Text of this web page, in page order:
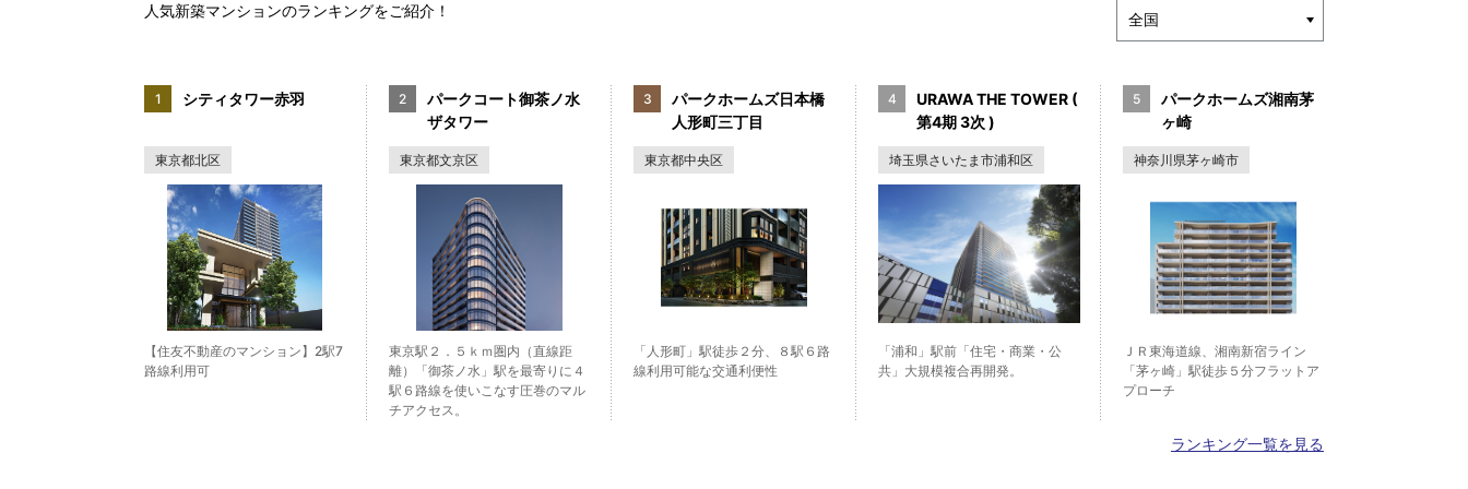
人気新築マンションのランキングをご紹介！
シティタワー赤羽
東京都北区
【住友不動産のマンション】2駅7
路線利用可
パークコート御茶ノ水
ザタワー
東京都文京区
東京駅２．５ｋｍ圏内（直線距
離）「御茶ノ水」駅を最寄りに４
駅６路線を使いこなす圧巻のマル
チアクセス。
パークホームズ日本橋
人形町三丁目
東京都中央区
「人形町」駅徒歩２分、８駅６路
線利用可能な交通利便性
URAWA THE TOWER (
第4期 3次 )
埼玉県さいたま市浦和区
「浦和」駅前「住宅・商業・公
共」大規模複合再開発。
パークホームズ湘南茅
ヶ崎
神奈川県茅ヶ崎市
ＪＲ東海道線、湘南新宿ライン
「茅ヶ崎」駅徒歩５分フラットア
プローチ
ランキング一覧を見る